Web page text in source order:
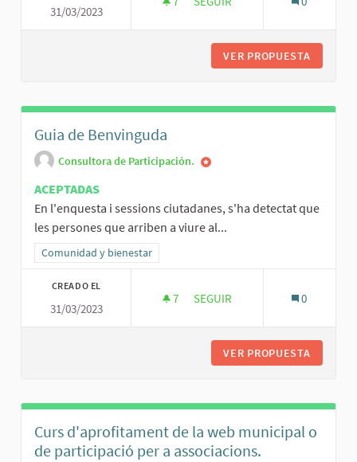
31/03/2023
VER PROPUESTA
Guia de Benvinguda
Consultora de Participación.
ACEPTADAS
En l'enquesta i sessions ciutadanes, s'ha detectat que
les persones que arriben a viure al...
Resultados al filtrar por la categoría: Comunidad y bienestar
Comunidad y bienestar
CREADO EL
31/03/2023
7 7 SEGUIDORAS
SEGUIR 0
VER PROPUESTA
Curs d'aprofitament de la web municipal o
de participació per a associacions.